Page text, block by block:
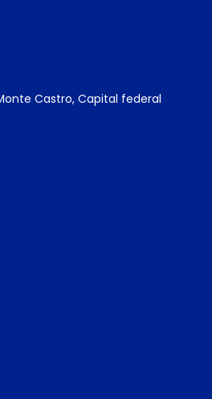
Castro, Capital federal